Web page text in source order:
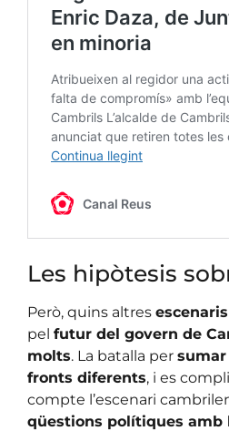
Les hipòtesis
Però, quins altres escenaris
pel futur del govern de
molts. La batalla per
fronts diferents, i es
compte l’escenari
qüestions polítiques amb